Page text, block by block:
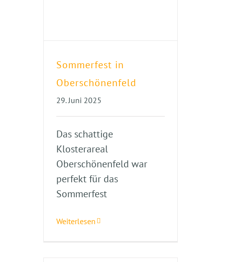
Sommerfest in
Oberschönenfeld
29. Juni 2025
Das schattige
Klosterareal
Oberschönenfeld war
perfekt für das
Sommerfest
Weiterlesen